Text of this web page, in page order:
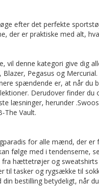
efter det perfekte
der er praktiske med alt,
vil denne kategori give dig
Blazer, Pegasus og
spændende er, at når
Derudover finder
læsninger, herunder
The Vault.
for alle mænd, der
følge med i tendenserne,
hættetrøjer og
tasker og rygsække til
bestilling betydeligt, når